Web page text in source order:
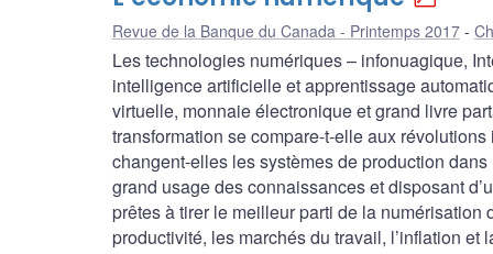
Revue de la Banque du Canada - Printemps 2017
Les technologies numériques – infonuagique,
intelligence artificielle et apprentissage
virtuelle, monnaie électronique et grand livre
transformation se compare-t-elle aux
changent-elles les systèmes de production
grand usage des connaissances et disposant
prêtes à tirer le meilleur parti de la
productivité, les marchés du travail, l’inflation et